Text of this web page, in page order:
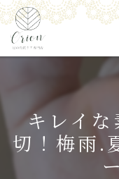
キレイ
切！梅雨.